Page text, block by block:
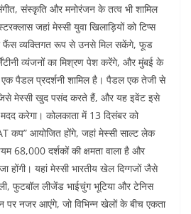
संस्कृति और मनोरंजन के तत्व भी शामिल
जहां मेस्सी युवा खिलाड़ियों को टिप्स
फैंस व्यक्तिगत रूप से उनसे मिल सकेंगे, फूड
व्यंजनों का मिश्रण पेश करेंगे, और मुंबई के
एक पैडल प्रदर्शनी शामिल है। पैडल एक तेजी से
मेस्सी खुद पसंद करते हैं, और यह इवेंट इसे
करेगा। कोलकाता में 13 दिसंबर को
कप” आयोजित होंगे, जहां मेस्सी साल्ट लेक
68,000 दर्शकों की क्षमता वाला है और
होंगी। यहां मेस्सी भारतीय खेल दिग्गजों जैसे
फुटबॉल लीजेंड भाईचुंग भूटिया और टेनिस
पर नजर आएंगे, जो विभिन्न खेलों के बीच एकता